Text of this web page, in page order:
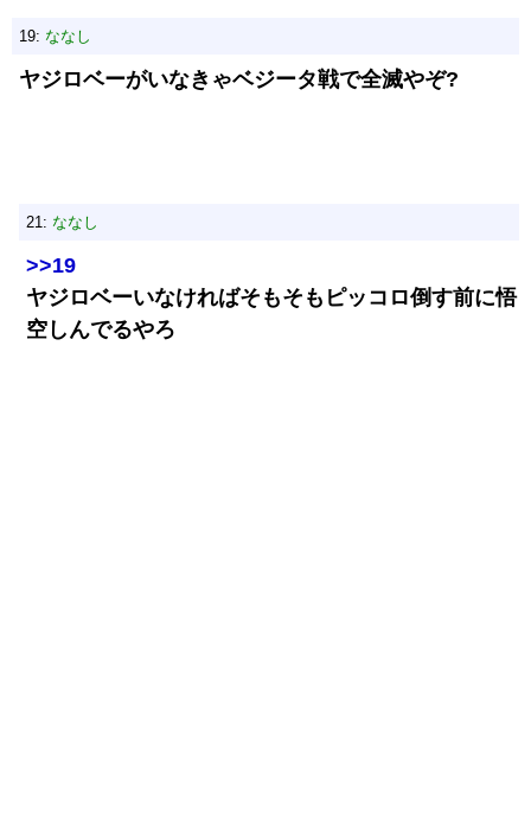
19: ななし
ヤジロベーがいなきゃベジータ戦で全滅やぞ?
21: ななし
>>19
ヤジロベーいなければそもそもピッコロ倒す前に悟
空しんでるやろ